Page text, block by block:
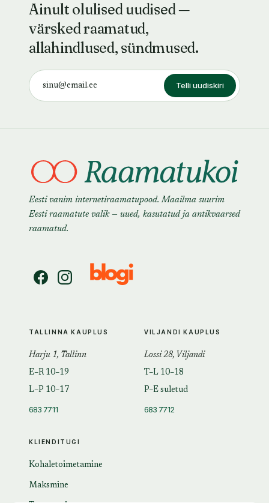
Ainult olulised uudised —
värsked raamatud,
allahindlused, sündmused.
Telli uudiskiri
Eesti vanim internetiraamatupood. Maailma suurim
Eesti raamatute valik — uued, kasutatud ja antikvaarsed
raamatud.
KLIENDITUGI
Kohaletoimetamine
Maksmine
TALLINNA KAUPLUS
Harju 1, Tallinn
E–R 10–19
L–P 10–17
683 7711
VILJANDI KAUPLUS
Lossi 28, Viljandi
T–L 10–18
P–E suletud
683 7712